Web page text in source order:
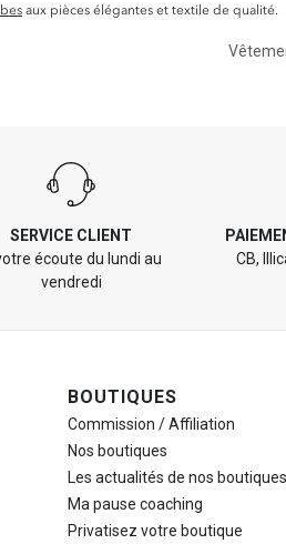
aux pièces élégantes et textile de qualité.
SERVICE CLIENT
écoute du lundi au
vendredi
CB,
BOUTIQUES
Commission / Affiliation
Nos boutiques
Les actualités de nos boutiques
Ma pause coaching
Privatisez votre boutique